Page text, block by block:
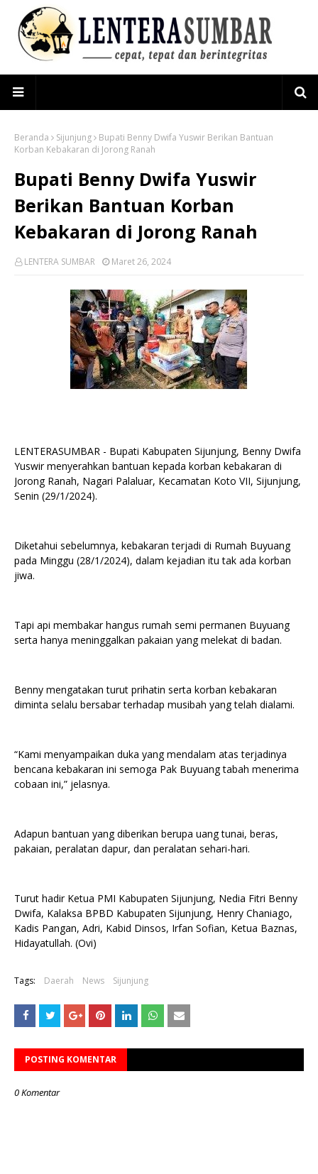
Beranda Sijunjung
Bupati Benny Dwifa Yuswir Berikan Bantuan
Korban Kebakaran di Jorong Ranah
Bupati Benny Dwifa Yuswir
Berikan Bantuan Korban
Kebakaran di Jorong Ranah
LENTERA SUMBAR Maret 26, 2024
LENTERASUMBAR - Bupati Kabupaten Sijunjung, Benny Dwifa
Yuswir menyerahkan bantuan kepada korban kebakaran di
Jorong Ranah, Nagari Palaluar, Kecamatan Koto VII, Sijunjung,
Senin (29/1/2024).
Diketahui sebelumnya, kebakaran terjadi di Rumah Buyuang
pada Minggu (28/1/2024), dalam kejadian itu tak ada korban
jiwa.
Tapi api membakar hangus rumah semi permanen Buyuang
serta hanya meninggalkan pakaian yang melekat di badan.
Benny mengatakan turut prihatin serta korban kebakaran
diminta selalu bersabar terhadap musibah yang telah dialami.
“Kami menyampaikan duka yang mendalam atas terjadinya
bencana kebakaran ini semoga Pak Buyuang tabah menerima
cobaan ini,” jelasnya.
Adapun bantuan yang diberikan berupa uang tunai, beras,
pakaian, peralatan dapur, dan peralatan sehari-hari.
Turut hadir Ketua PMI Kabupaten Sijunjung, Nedia Fitri Benny
Dwifa, Kalaksa BPBD Kabupaten Sijunjung, Henry Chaniago,
Kadis Pangan, Adri, Kabid Dinsos, Irfan Sofian, Ketua Baznas,
Hidayatullah. (Ovi)
Tags: Daerah News Sijunjung
POSTING KOMENTAR
0 Komentar